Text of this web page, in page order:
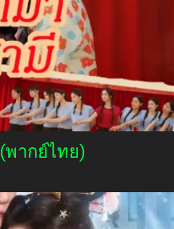
(พากย์ไทย)